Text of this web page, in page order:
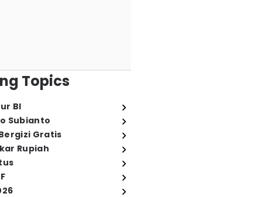
Topics
BI
Subianto
Gratis
Rupiah